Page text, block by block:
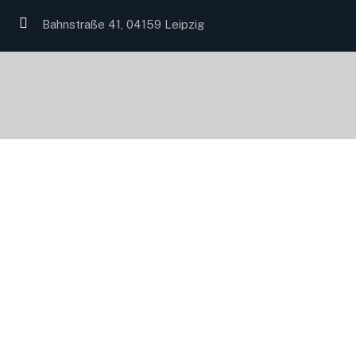
Bahnstraße 41, 04159 Leipzig